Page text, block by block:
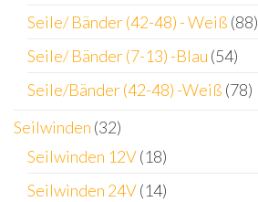
Seile/ Bänder (42-48) - Weiß (88)
Seile/ Bänder (7-13) -Blau (54)
Seile/Bänder (42-48) -Weiß (78)
Seilwinden (32)
Seilwinden 12V(18)
Seilwinden 24V(14)